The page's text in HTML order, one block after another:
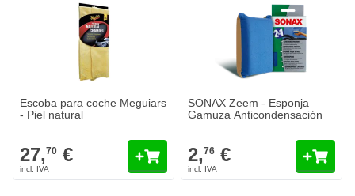
Escoba para coche Meguiars
- Piel natural
27,70 €
SONAX Zeem - Esponja
Gamuza Anticondensación
2,76 €